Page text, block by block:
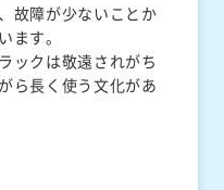
故障が少ないことか
ます。
ックは敬遠されがち
ら長く使う文化があ